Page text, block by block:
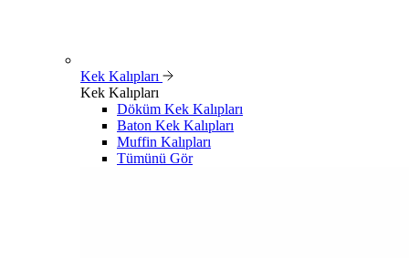
Kek Kalıpları
Kek Kalıpları
Döküm Kek Kalıpları
Baton Kek Kalıpları
Muffin Kalıpları
Tümünü Gör